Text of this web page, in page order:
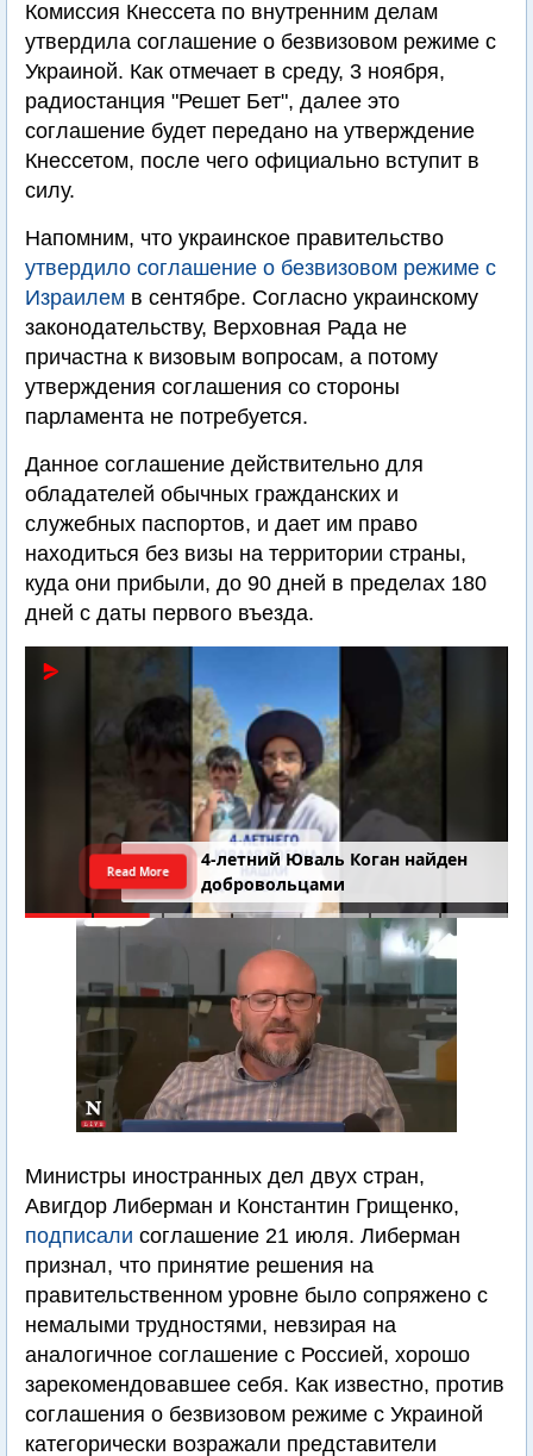
Комиссия Кнессета по внутренним делам
утвердила соглашение о безвизовом режиме с
Украиной. Как отмечает в среду, 3 ноября,
радиостанция "Решет Бет", далее это
соглашение будет передано на утверждение
Кнессетом, после чего официально вступит в
силу.
Напомним, что украинское правительство
утвердило соглашение о безвизовом режиме с
Израилем в сентябре. Согласно украинскому
законодательству, Верховная Рада не
причастна к визовым вопросам, а потому
утверждения соглашения со стороны
парламента не потребуется.
Данное соглашение действительно для
обладателей обычных гражданских и
служебных паспортов, и дает им право
находиться без визы на территории страны,
куда они прибыли, до 90 дней в пределах 180
дней с даты первого въезда.
4-летний Юваль Коган найден
добровольцами
Read More
Министры иностранных дел двух стран,
Авигдор Либерман и Константин Грищенко,
подписали соглашение 21 июля. Либерман
признал, что принятие решения на
правительственном уровне было сопряжено с
немалыми трудностями, невзирая на
аналогичное соглашение с Россией, хорошо
зарекомендовавшее себя. Как известно, против
соглашения о безвизовом режиме с Украиной
категорически возражали представители